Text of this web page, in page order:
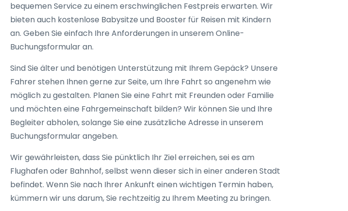
bequemen Service zu einem erschwinglichen Festpreis erwarten. Wir
bieten auch kostenlose Babysitze und Booster für Reisen mit Kindern
an. Geben Sie einfach Ihre Anforderungen in unserem Online-
Buchungsformular an.
Sind Sie älter und benötigen Unterstützung mit Ihrem Gepäck? Unsere
Fahrer stehen Ihnen gerne zur Seite, um Ihre Fahrt so angenehm wie
möglich zu gestalten. Planen Sie eine Fahrt mit Freunden oder Familie
und möchten eine Fahrgemeinschaft bilden? Wir können Sie und Ihre
Begleiter abholen, solange Sie eine zusätzliche Adresse in unserem
Buchungsformular angeben.
Wir gewährleisten, dass Sie pünktlich Ihr Ziel erreichen, sei es am
Flughafen oder Bahnhof, selbst wenn dieser sich in einer anderen Stadt
befindet. Wenn Sie nach Ihrer Ankunft einen wichtigen Termin haben,
kümmern wir uns darum, Sie rechtzeitig zu Ihrem Meeting zu bringen.